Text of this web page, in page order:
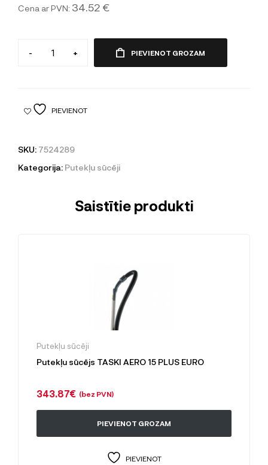
Cena ar PVN: 34.52 €
- + PIEVIENOT GROZAM
PIEVIENOT
SKU: 7524289
Kategorija: Putekļu sūcēji
Saistītie produkti
Putekļu sūcēji
Putekļu sūcējs TASKI AERO 15 PLUS EURO
343.87€ (bez PVN)
PIEVIENOT GROZAM
PIEVIENOT